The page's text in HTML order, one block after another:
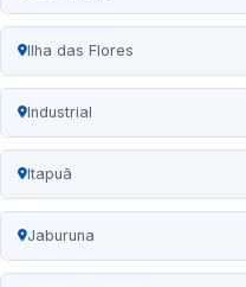
Ilha das Flores
Industrial
Itapuã
Jaburuna